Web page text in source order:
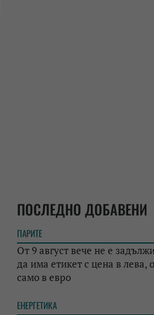
ПОСЛЕДНО ДОБАВЕНИ
ПАРИТЕ
От 9 август вече не е
да има етикет с цена в лева,
само в евро
ЕНЕРГЕТИКА